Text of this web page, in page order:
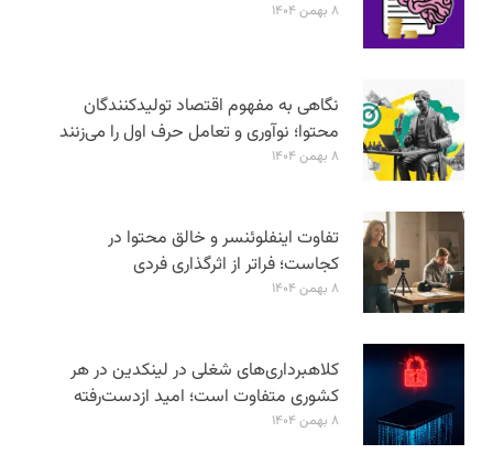
۸ بهمن ۱۴۰۴
نگاهی به مفهوم اقتصاد تولیدکنندگان
محتوا؛ نوآوری و تعامل حرف اول را می‌زنند
۸ بهمن ۱۴۰۴
تفاوت اینفلوئنسر و خالق محتوا در
کجاست؛ فراتر از اثرگذاری فردی
۸ بهمن ۱۴۰۴
کلاهبرداری‌های شغلی در لینکدین در هر
کشوری متفاوت است؛ امید ازدست‌رفته
۸ بهمن ۱۴۰۴